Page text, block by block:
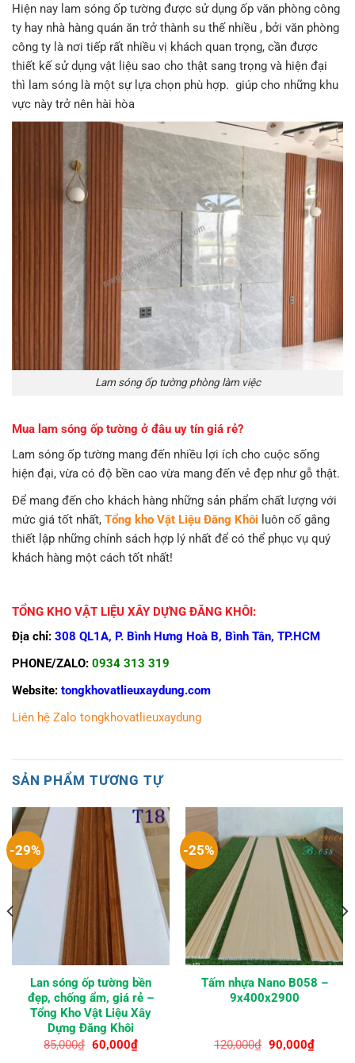
Hiện nay lam sóng ốp tường được sử dụng ốp văn phòng công
ty hay nhà hàng quán ăn trở thành su thế nhiều , bởi văn phòng
công ty là nơi tiếp rất nhiều vị khách quan trọng, cần được
thiết kế sử dụng vật liệu sao cho thật sang trọng và hiện đại
thì lam sóng là một sự lựa chọn phù hợp. giúp cho những khu
vực này trở nên hài hòa
Lam sóng ốp tường phòng làm việc
Mua lam sóng ốp tường ở đâu uy tín giá rẻ?
Lam sóng ốp tường mang đến nhiều lợi ích cho cuộc sống
hiện đại, vừa có độ bền cao vừa mang đến vẻ đẹp như gỗ thật.
Để mang đến cho khách hàng những sản phẩm chất lượng với
mức giá tốt nhất, Tổng kho Vật Liệu Đăng Khôi luôn cố gắng
thiết lập những chính sách hợp lý nhất để có thể phục vụ quý
khách hàng một cách tốt nhất!
TỔNG KHO VẬT LIỆU XÂY DỰNG ĐĂNG KHÔI:
Địa chỉ: 308 QL1A, P. Bình Hưng Hoà B, Bình Tân, TP.HCM
PHONE/ZALO: 0934 313 319
Website: tongkhovatlieuxaydung.com
Liên hệ Zalo tongkhovatlieuxaydung
SẢN PHẨM TƯƠNG TỰ
-29%
Lan sóng ốp tường bền
đẹp, chống ẩm, giá rẻ –
Tổng Kho Vật Liệu Xây
Dựng Đăng Khôi
85,000₫ Giá
gốc
60,000₫Giá
hiện
-25%
Tấm nhựa Nano B058 –
9x400x2900
120,000₫ Giá
gốc
90,000₫Giá
hiện